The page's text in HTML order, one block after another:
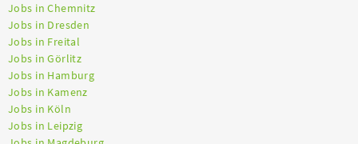
Jobs in Chemnitz
Jobs in Dresden
Jobs in Freital
Jobs in Görlitz
Jobs in Hamburg
Jobs in Kamenz
Jobs in Köln
Jobs in Leipzig